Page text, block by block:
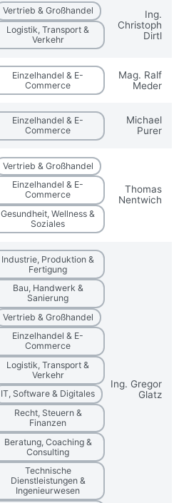
Vertrieb & Großhandel
Logistik, Transport &
Verkehr
Ing.
Christoph
Dirtl
Einzelhandel & E-
Commerce
Mag. Ralf
Meder
Einzelhandel & E-
Commerce
Michael
Purer
Vertrieb & Großhandel
Einzelhandel & E-
Commerce
Gesundheit, Wellness &
Soziales
Thomas
Nentwich
Industrie, Produktion &
Fertigung
Bau, Handwerk &
Sanierung
Vertrieb & Großhandel
Einzelhandel & E-
Commerce
Logistik, Transport &
Verkehr
IT, Software & Digitales
Recht, Steuern &
Finanzen
Beratung, Coaching &
Consulting
Technische
Dienstleistungen &
Ingenieurwesen
Ing. Gregor
Glatz